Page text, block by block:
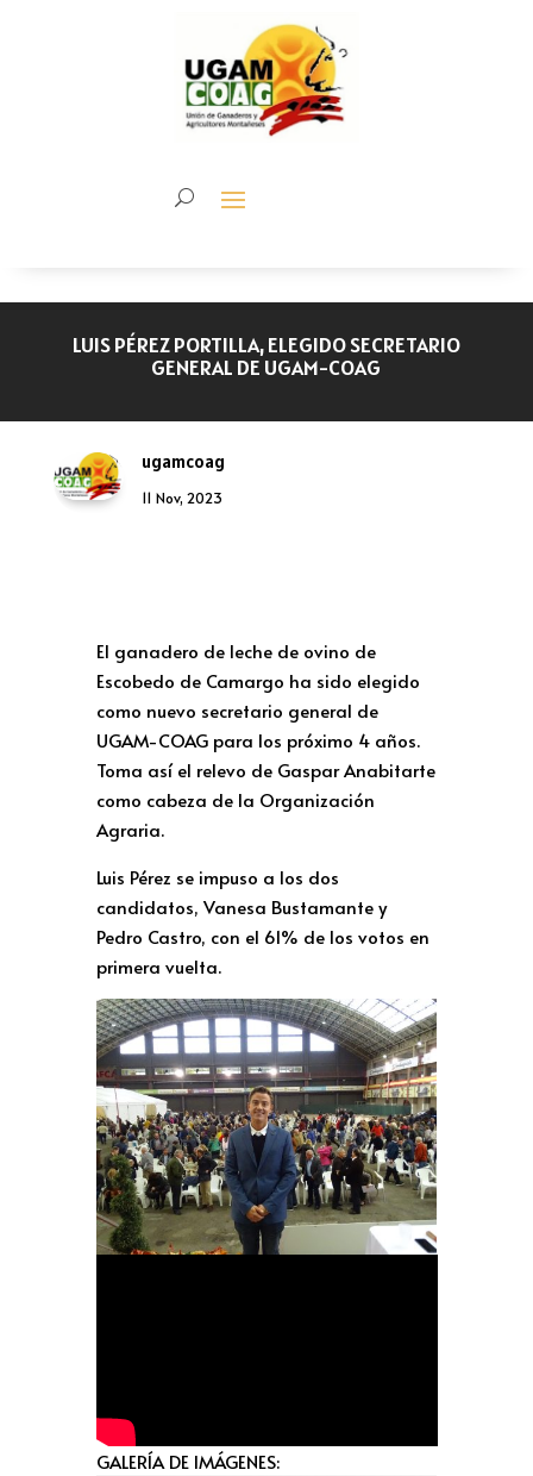
LUIS PÉREZ PORTILLA, ELEGIDO SECRETARIO
GENERAL DE UGAM-COAG
ugamcoag
11 Nov, 2023
El ganadero de leche de ovino de
Escobedo de Camargo ha sido elegido
como nuevo secretario general de
UGAM-COAG para los próximo 4 años.
Toma así el relevo de Gaspar Anabitarte
como cabeza de la Organización
Agraria.
Luis Pérez se impuso a los dos
candidatos, Vanesa Bustamante y
Pedro Castro, con el 61% de los votos en
primera vuelta.
GALERÍA DE IMÁGENES: